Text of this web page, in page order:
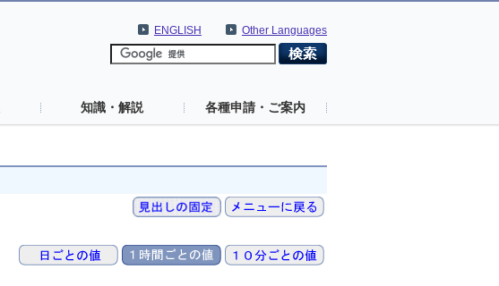
Other Languages
ENGLISH
知識・解説 各種申請・ご案内